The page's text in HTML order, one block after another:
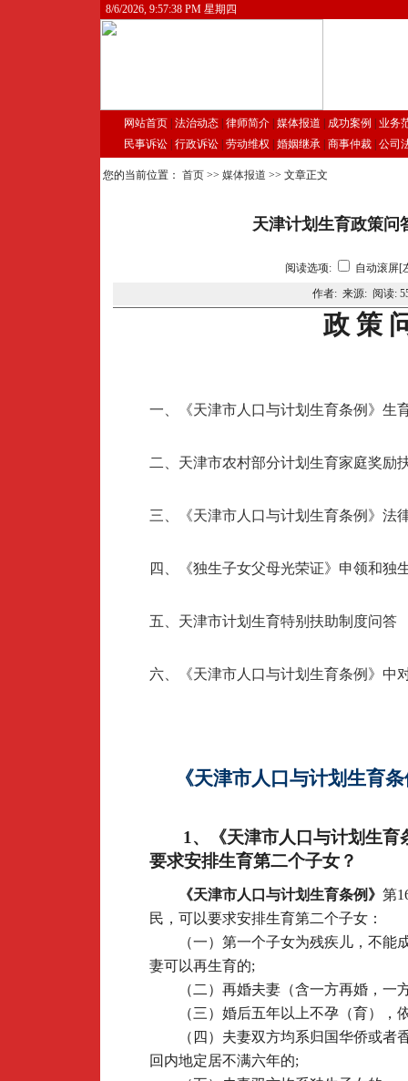
8/6/2026, 9:57:38 PM 星期四
网站首页 法治动态 律师简介 媒体报道 成功案例
业务
民事诉讼 行政诉讼 劳动维权 婚姻继承 商事仲裁 公司
您的当前位置： 首页 >> 媒体报道 >> 文章正文
天津计划生育政策问
阅读选项:
自动滚屏[
作者: 来源: 阅读:
政 策
一、《天津市人口与计划生育条例》生
二、天津市农村部分计划生育家庭奖励
三、《天津市人口与计划生育条例》法
四、《独生子女父母光荣证》申领和独
五、天津市计划生育特别扶助制度问答
六、《天津市人口与计划生育条例》中
《天津市人口与计划生育
1、《天津市人口与计划生
要求安排生育第二个子女？
《天津市人口与计划生育条例》第
民，可以要求安排生育第二个子女：
（一）第一个子女为残疾儿，不
妻可以再生育的;
（二）再婚夫妻（含一方再婚，一
（三）婚后五年以上不孕（育），
（四）夫妻双方均系归国华侨或
回内地定居不满六年的;